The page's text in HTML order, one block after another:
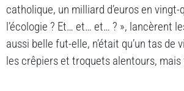
catholique, un milliard d’euros en
l’écologie ? Et… et… et… ? », lancèrent
aussi belle fut-elle, n’était qu’un tas
les crêpiers et troquets alentours,